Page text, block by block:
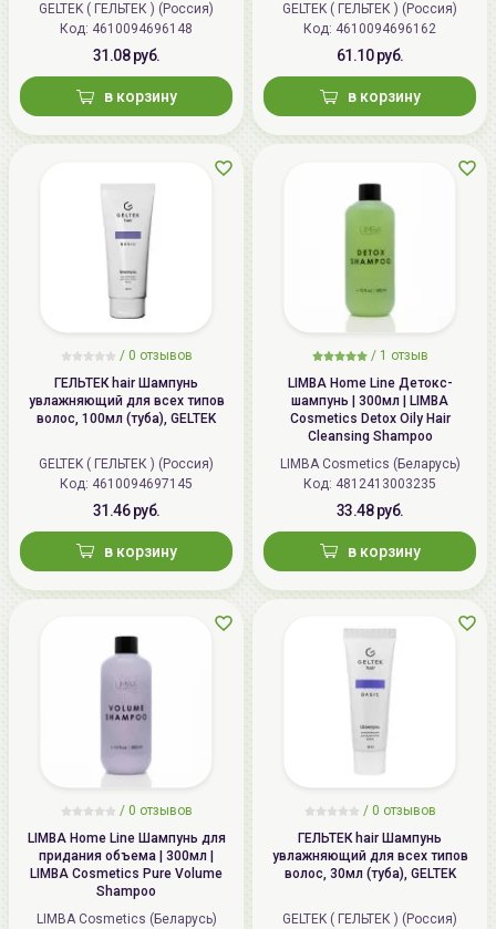
GELTEK ( ГЕЛЬТЕК ) (Россия)
Код: 4610094696148
31.08 руб.
в корзину
GELTEK ( ГЕЛЬТЕК ) (Россия)
Код: 4610094696162
61.10 руб.
в корзину
/ 0 отзывов
ГЕЛЬТЕК hair Шампунь
увлажняющий для всех типов
волос, 100мл (туба), GELTEK
GELTEK ( ГЕЛЬТЕК ) (Россия)
Код: 4610094697145
31.46 руб.
в корзину
/ 1 отзыв
LIMBA Home Line Детокс-
шампунь | 300мл | LIMBA
Cosmetics Detox Oily Hair
Cleansing Shampoo
LIMBA Cosmetics (Беларусь)
Код: 4812413003235
33.48 руб.
в корзину
/ 0 отзывов
LIMBA Home Line Шампунь для
придания объема | 300мл |
LIMBA Cosmetics Pure Volume
Shampoo
LIMBA Cosmetics (Беларусь)
/ 0 отзывов
ГЕЛЬТЕК hair Шампунь
увлажняющий для всех типов
волос, 30мл (туба), GELTEK
GELTEK ( ГЕЛЬТЕК ) (Россия)